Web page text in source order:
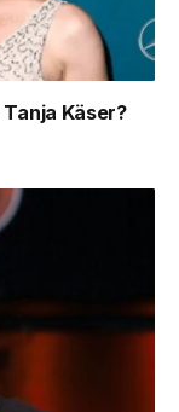
Käser?